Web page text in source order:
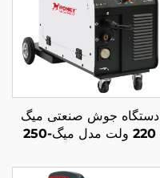
دستگاه جوش صنعتی میگ
220 ولت مدل میگ-250
اکسید کربن و جوشکاری